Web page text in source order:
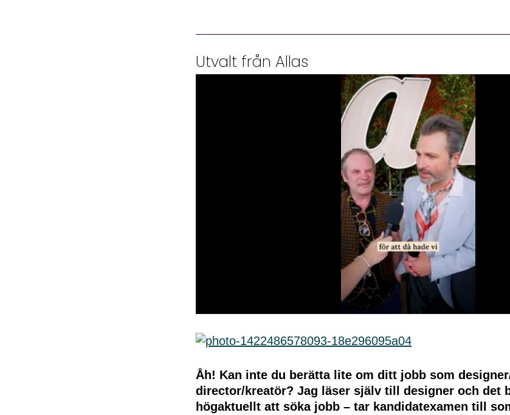
Utvalt från Allas
of
0%
Åh! Kan inte du berätta lite om ditt jobb som
director/kreatör? Jag läser själv till designer och det
högaktuellt att söka jobb – tar kandidatexamen till